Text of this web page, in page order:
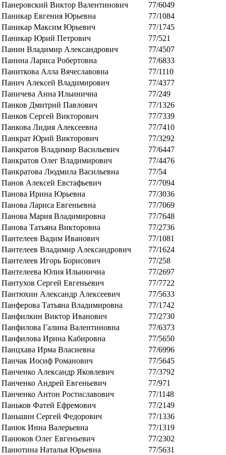
Панеровский Виктор Валентинович
77/6049
Паникар Евгения Юрьевна
77/1084
Паникар Максим Юрьевич
77/1745
Паникар Юрий Петрович
77/521
Панин Владимир Александрович
77/4507
Панина Лариса Робертовна
77/6833
Паниткова Алла Вячеславовна
77/1110
Панич Алексей Владимирович
77/4377
Паничева Анна Ильинична
77/249
Панков Дмитрий Павлович
77/1326
Панков Сергей Викторович
77/7339
Панкова Лидия Алексеевна
77/7410
Панкрат Юрий Викторович
77/3292
Панкратов Владимир Васильевич
77/6447
Панкратов Олег Владимирович
77/4476
Панкратова Людмила Васильевна
77/54
Панов Алексей Евстафьевич
77/7094
Панова Ирина Юрьевна
77/3036
Панова Лариса Евгеньевна
77/7069
Панова Мария Владимировна
77/7648
Панова Татьяна Викторовна
77/2736
Пантелеев Вадим Иванович
77/1081
Пантелеев Владимир Александрович
77/1624
Пантелеев Игорь Борисович
77/258
Пантелеева Юлия Ильинична
77/2697
Пантухов Сергей Евгеньевич
77/7722
Пантюхин Александр Алексеевич
77/5633
Панферова Татьяна Владимировна
77/1742
Панфилкин Виктор Иванович
77/2730
Панфилова Галина Валентиновна
77/6373
Панфилова Ирина Кабировна
77/5650
Панцхава Ирма Власиевна
77/6996
Панчак Иосиф Романович
77/5645
Панченко Александр Яковлевич
77/3792
Панченко Андрей Евгеньевич
77/971
Панченко Антон Ростиславович
77/1148
Паньков Фатей Ефремович
77/2149
Паньшин Сергей Федорович
77/1336
Панюк Инна Валерьевна
77/1319
Панюков Олег Евгеньевич
77/2302
Панютина Наталья Юрьевна
77/5631